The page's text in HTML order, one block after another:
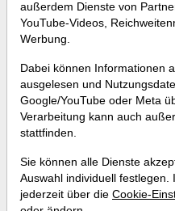
Tenbagger-
auf 2024. Ist
dabei?
außerdem Dienste von
YouTube-Videos,
Werbung.
Dabei können Informationen
ausgelesen und
Google/YouTube oder Meta
Verarbeitung kann auch
stattfinden.
Sie können alle Dienste
Auswahl individuell festlegen.
jederzeit über die Cookie-